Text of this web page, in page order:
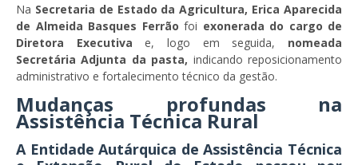
Na Secretaria de Estado da Agricultura, Erica Aparecida
de Almeida Basques Ferrão foi exonerada do cargo de
Diretora Executiva e, logo em seguida, nomeada
Secretária Adjunta da pasta, indicando reposicionamento
administrativo e fortalecimento técnico da gestão.
Mudanças profundas na
Assistência Técnica Rural
A Entidade Autárquica de Assistência Técnica